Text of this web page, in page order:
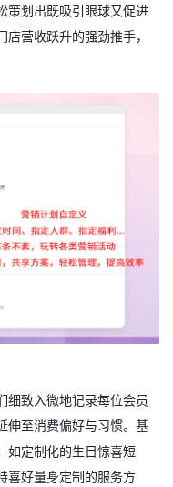
策划出既吸引眼球又促进
营收跃升的强劲推手，
细致入微地记录每位会员
伸至消费偏好与习惯。基
如定制化的生日惊喜短
喜好量身定制的服务方